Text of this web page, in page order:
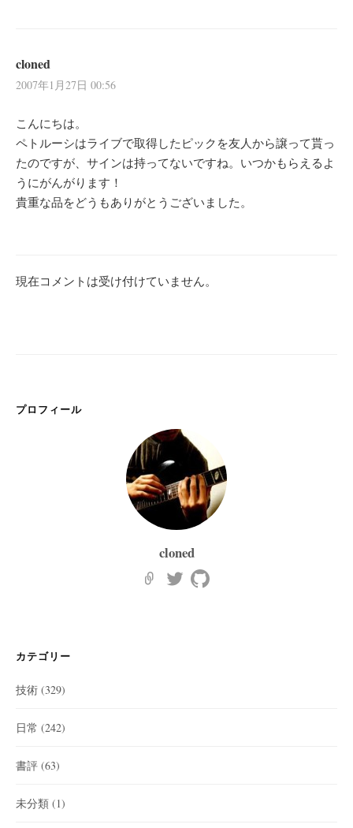
cloned
2007年1月27日 00:56
こんにちは。
ペトルーシはライブで取得したピックを友人から譲って貰っ
たのですが、サインは持ってないですね。いつかもらえるよ
うにがんがります！
貴重な品をどうもありがとうございました。
現在コメントは受け付けていません。
プロフィール
cloned
カテゴリー
技術 (329)
日常 (242)
書評 (63)
未分類 (1)